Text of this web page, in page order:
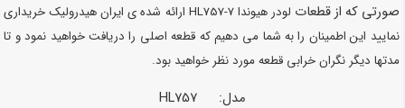
صورتی که از قطعات لودر هیوندا HL757-7
ارائه شده ی ایران هیدرولیک خریداری
نمایید این اطمینان را به شما می دهیم که قطعه اصلی را دریافت خواهید نمود و تا
مدتها دیگر نگران خرابی قطعه مورد نظر خواهید بود.
مدل: HL757